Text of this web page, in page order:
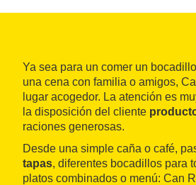
Ya sea para un comer un
una cena con familia o amigos,
lugar acogedor. La atención es
la disposición del cliente
raciones generosas.
Desde una simple caña o café,
tapas, diferentes bocadillos para
platos combinados o menú: Can